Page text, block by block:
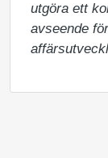
utgöra ett
avseende